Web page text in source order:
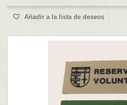
Añadir a la lista de deseos